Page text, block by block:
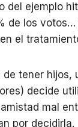
del ejemplo
de los
el
de tener
decide
mal
por decidirla.